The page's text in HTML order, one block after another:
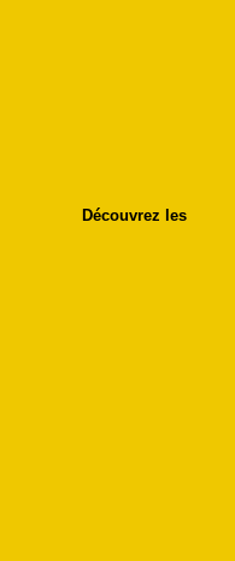
Découvrez les